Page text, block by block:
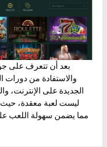
بعد أن تتعرف على
والاستفادة من دورات